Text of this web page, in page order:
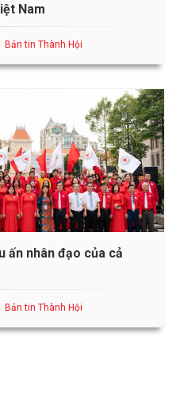
Nam
Bản tin Thành Hội
ấn nhân đạo của cả
Bản tin Thành Hội